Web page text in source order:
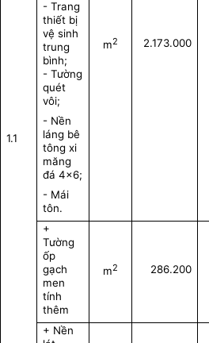
1.1
- Trang
thiết bị
vệ sinh
trung
bình;
- Tường
quét
vôi;
- Nền
láng bê
tông xi
măng
đá 4x6;
- Mái
tôn.
m2 2.173.000
+
Tường
ốp
gạch
men
tính
thêm
m2 286.200
+ Nền